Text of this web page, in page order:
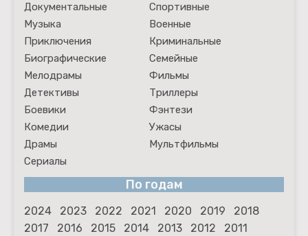
Документальные
Спортивные
Музыка
Военные
Приключения
Криминальные
Биографические
Семейные
Мелодрамы
Фильмы
Детективы
Триллеры
Боевики
Фэнтези
Комедии
Ужасы
Драмы
Мультфильмы
Сериалы
По годам
2024 2023 2022 2021 2020 2019
2018
2017
2016 2015 2014 2013 2012
2011